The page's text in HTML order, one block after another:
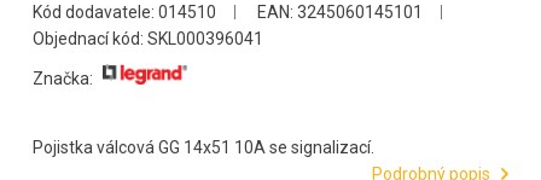
Kód dodavatele: 014510
EAN: 3245060145101
Objednací kód: SKL000396041
Značka:
Pojistka válcová GG 14x51 10A se signalizací.
Podrobný popis